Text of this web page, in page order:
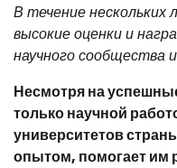
В течение нескольких
высокие оценки и
научного сообщества
Несмотря на
только научной
университетов
опытом, помогает им